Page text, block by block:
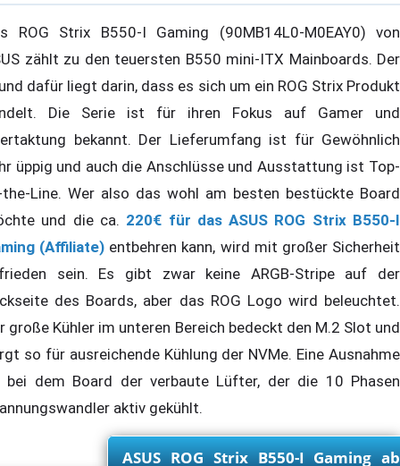
ROG Strix B550-I Gaming (90MB14L0-M0EAY0) von
zählt zu den teuersten B550 mini-ITX Mainboards. Der
dafür liegt darin, dass es sich um ein ROG Strix Produkt
Die Serie ist für ihren Fokus auf Gamer und
bekannt. Der Lieferumfang ist für Gewöhnlich
üppig und auch die Anschlüsse und Ausstattung ist Top-
Line. Wer also das wohl am besten bestückte Board
und die ca. 220€ für das ASUS ROG Strix B550-I
(Affiliate) entbehren kann, wird mit großer Sicherheit
sein. Es gibt zwar keine ARGB-Stripe auf der
des Boards, aber das ROG Logo wird beleuchtet.
große Kühler im unteren Bereich bedeckt den M.2 Slot und
so für ausreichende Kühlung der NVMe. Eine Ausnahme
bei dem Board der verbaute Lüfter, der die 10 Phasen
aktiv gekühlt.
ASUS ROG Strix B550-I Gaming ab